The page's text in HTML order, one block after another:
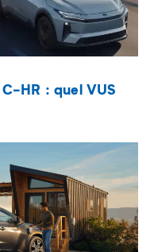
HR : quel VUS